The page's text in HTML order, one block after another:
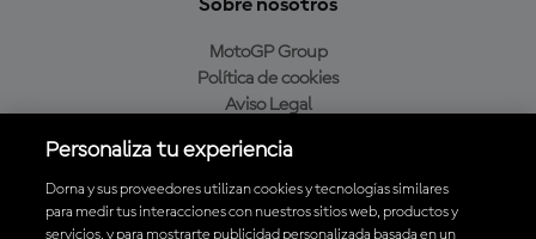
Sobre nosotros
MotoGP Group
Política de cookies
Aviso Legal
Política de compra
Personaliza tu experiencia
Dorna y sus proveedores utilizan cookies y tecnologías similares
para medir tus interacciones con nuestros sitios web, productos y
servicios, y para mostrarte publicidad personalizada basada en un